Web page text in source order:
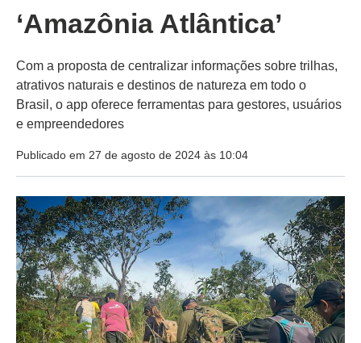
‘Amazônia Atlântica’
Com a proposta de centralizar informações sobre trilhas,
atrativos naturais e destinos de natureza em todo o
Brasil, o app oferece ferramentas para gestores, usuários
e empreendedores
Publicado em 27 de agosto de 2024 às 10:04